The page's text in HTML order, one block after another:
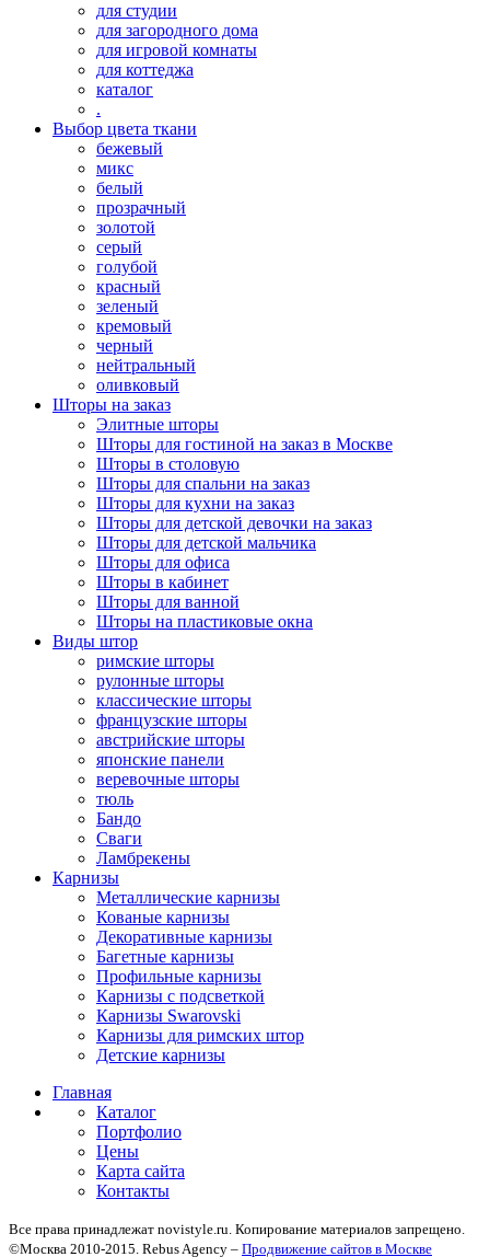
для студии
для загородного дома
для игровой комнаты
для коттеджа
каталог
.
Выбор цвета ткани
бежевый
микс
белый
прозрачный
золотой
серый
голубой
красный
зеленый
кремовый
черный
нейтральный
оливковый
Шторы на заказ
Элитные шторы
Шторы для гостиной на заказ в Москве
Шторы в столовую
Шторы для спальни на заказ
Шторы для кухни на заказ
Шторы для детской девочки на заказ
Шторы для детской мальчика
Шторы для офиса
Шторы в кабинет
Шторы для ванной
Шторы на пластиковые окна
Виды штор
римские шторы
рулонные шторы
классические шторы
французские шторы
австрийские шторы
японские панели
веревочные шторы
тюль
Бандо
Сваги
Ламбрекены
Карнизы
Металлические карнизы
Кованые карнизы
Декоративные карнизы
Багетные карнизы
Профильные карнизы
Карнизы с подсветкой
Карнизы Swarovski
Карнизы для римских штор
Детские карнизы
Главная
Каталог
Портфолио
Цены
Карта сайта
Контакты
Все права принадлежат novistyle.ru. Копирование материалов запрещено.
©Москва 2010-2015. Rebus Agency – Продвижение сайтов в Москве